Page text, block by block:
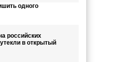
одного
российских
в открытый